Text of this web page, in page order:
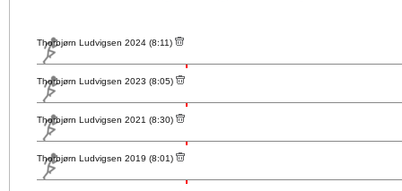
Thorbjørn Ludvigsen 2024 (8:11)
Thorbjørn Ludvigsen 2023 (8:05)
Thorbjørn Ludvigsen 2021 (8:30)
Thorbjørn Ludvigsen 2019 (8:01)